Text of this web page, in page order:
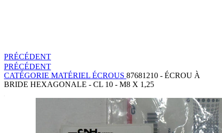
PRÉCÉDENT
PRÉCÉDENT
CATÉGORIE MATÉRIEL ÉCROUS 87681210 - ÉCROU À
BRIDE HEXAGONALE - CL 10 - M8 X 1,25